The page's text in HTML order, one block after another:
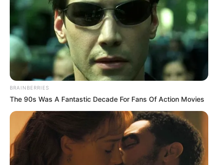
BRAINBERRIES
The 90s Was A Fantastic Decade For Fans Of Action Movies